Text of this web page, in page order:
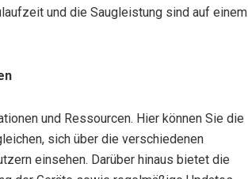
und die Saugleistung sind auf einem
und Ressourcen. Hier können Sie die
sich über die verschiedenen
einsehen. Darüber hinaus bietet die